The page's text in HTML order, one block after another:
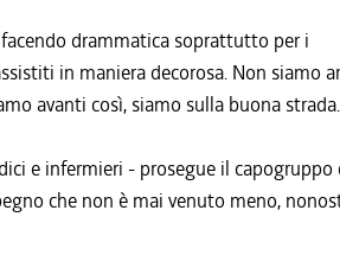
drammatica soprattutto per i
in maniera decorosa. Non siamo
avanti così, siamo sulla buona strada.
e infermieri - prosegue il capogruppo
che non è mai venuto meno,